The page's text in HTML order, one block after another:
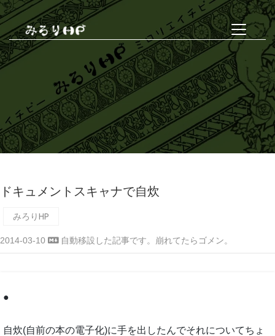
ドキュメントスキャナで自炊
みろりHP
2014-03-10 自動移設した記事です。崩れてたらゴメン。
●
自炊(自前の本の電子化)に手を出したんでそれについてちょ